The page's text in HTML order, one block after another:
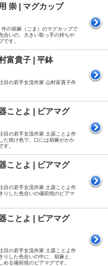
崇 | マグカップ
の胡麻（ごま）のマグカップで
合いの、大きい取っ手の持ちや
です。
富貴子 | 平鉢
目の若手女流作家 山村富貴子作
ことよ | ビアマグ
目の若手女流作家 土器ことよ作
た焼け色で、口には胡麻がかか
す。
ことよ | ビアマグ
目の若手女流作家 土器ことよ作
りした色合いの備前焼のビアマ
ことよ | ビアマグ
目の若手女流作家 土器ことよ作
りした色合いの中に、胡麻と、
める備前焼のビアマグです。